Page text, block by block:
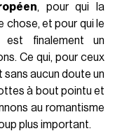
, pour qui la
et pour qui le
est finalement un
Ce qui, pour ceux
aucun doute un
à bout pointu et
au romantisme
plus important.